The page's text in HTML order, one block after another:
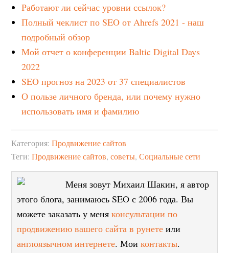
Работают ли сейчас уровни ссылок?
Полный чеклист по SEO от Ahrefs 2021 - наш
подробный обзор
Мой отчет о конференции Baltic Digital Days
2022
SEO прогноз на 2023 от 37 специалистов
О пользе личного бренда, или почему нужно
использовать имя и фамилию
Категория:Продвижение сайтов
Теги:Продвижение сайтов,советы,Социальные сети
Меня зовут Михаил Шакин, я автор
этого блога, занимаюсь SEO с 2006 года. Вы
можете заказать у меняконсультации по
продвижению вашего сайта в рунете или
англоязычном интернете. Моиконтакты.